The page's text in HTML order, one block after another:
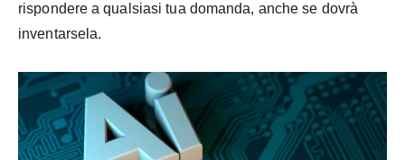
rispondere a qualsiasi tua domanda, anche se dovrà
inventarsela.